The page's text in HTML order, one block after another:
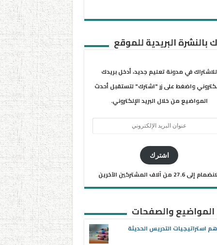
بالنشرة البريدية للموقع
للاشتراك في مدونة تعليم جديد، أدخل بريدك
واضغط على زر "اشترك" لتستقبل أحدث
المواضيع من خلال البريد الإلكتروني.
اشترك
إلى 27.6 من آلاف المشتركين الآخرين
المواضيع والصفحات
استراتيجيات التدريس الحديثة